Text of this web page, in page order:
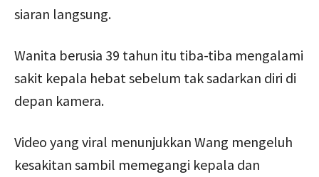
siaran langsung.
Wanita berusia 39 tahun itu tiba-tiba mengalami
sakit kepala hebat sebelum tak sadarkan diri di
depan kamera.
Video yang viral menunjukkan Wang mengeluh
kesakitan sambil memegangi kepala dan